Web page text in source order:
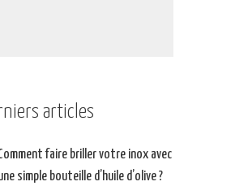
articles
faire briller votre inox avec
simple bouteille d’huile d’olive ?